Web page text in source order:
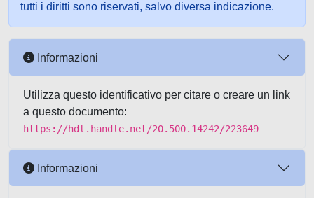
tutti i diritti sono riservati, salvo diversa indicazione.
Informazioni
Utilizza questo identificativo per citare o creare un link
a questo documento:
https://hdl.handle.net/20.500.14242/223649
Informazioni